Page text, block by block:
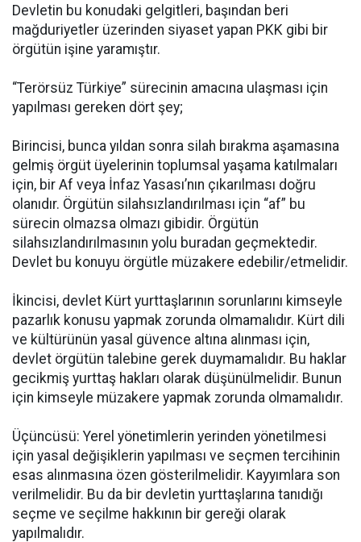
Devletin bu konudaki gelgitleri, başından beri
mağduriyetler üzerinden siyaset yapan PKK gibi bir
örgütün işine yaramıştır.
“Terörsüz Türkiye” sürecinin amacına ulaşması için
yapılması gereken dört şey;
Birincisi, bunca yıldan sonra silah bırakma aşamasına
gelmiş örgüt üyelerinin toplumsal yaşama katılmaları
için, bir Af veya İnfaz Yasası’nın çıkarılması doğru
olanıdır. Örgütün silahsızlandırılması için “af” bu
sürecin olmazsa olmazı gibidir. Örgütün
silahsızlandırılmasının yolu buradan geçmektedir.
Devlet bu konuyu örgütle müzakere edebilir/etmelidir.
İkincisi, devlet Kürt yurttaşlarının sorunlarını kimseyle
pazarlık konusu yapmak zorunda olmamalıdır. Kürt dili
ve kültürünün yasal güvence altına alınması için,
devlet örgütün talebine gerek duymamalıdır. Bu haklar
gecikmiş yurttaş hakları olarak düşünülmelidir. Bunun
için kimseyle müzakere yapmak zorunda olmamalıdır.
Üçüncüsü: Yerel yönetimlerin yerinden yönetilmesi
için yasal değişiklerin yapılması ve seçmen tercihinin
esas alınmasına özen gösterilmelidir. Kayyımlara son
verilmelidir. Bu da bir devletin yurttaşlarına tanıdığı
seçme ve seçilme hakkının bir gereği olarak
yapılmalıdır.